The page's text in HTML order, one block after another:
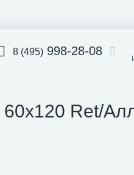
8 (495) 998-28-08
60x120 Ret/